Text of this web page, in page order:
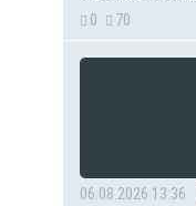
0
70
06.08.2026 13:36